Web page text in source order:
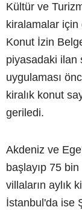
Kültür ve
kiralamalar için
Konut İzin
piyasadaki ilan
uygulaması
kiralık konut
geriledi.
Akdeniz ve
başlayıp 75
villaların aylık
İstanbul'da ise